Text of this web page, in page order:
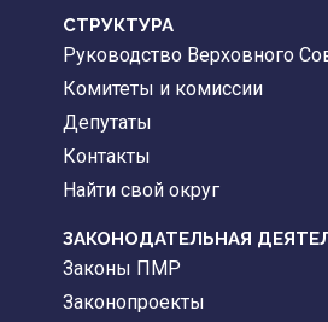
CТРУКТУРА
Руководство Верховного
Комитеты и комиссии
Депутаты
Контакты
Найти свой округ
ЗАКОНОДАТЕЛЬНАЯ
Законы ПМР
Законопроекты